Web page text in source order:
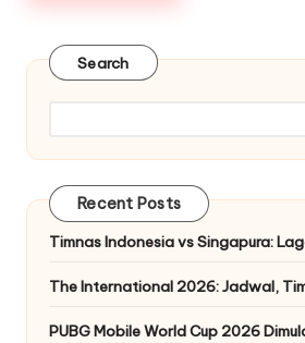
Search
Recent Posts
Timnas Indonesia vs Singapura:
The International 2026: Jadwal,
PUBG Mobile World Cup 2026